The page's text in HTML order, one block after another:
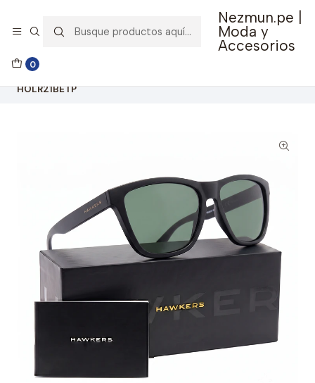
Nezmun.pe |
Moda y
Accesorios
0
🚚 Envío GRATIS por compras mayores a S/ 150
HOLR21BETP